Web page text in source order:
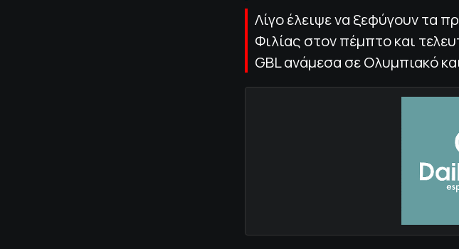
Λίγο έλειψε να ξεφύγουν τα
Φιλίας στον πέμπτο και
GBL ανάμεσα σε Ολυμπιακό